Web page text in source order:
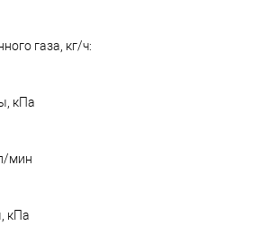
газа, кг/ч:
кПа
мин
кПа